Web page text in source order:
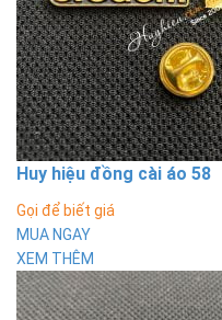
Huy hiệu đồng cài áo 58
Gọi để biết giá
MUA NGAY
XEM THÊM